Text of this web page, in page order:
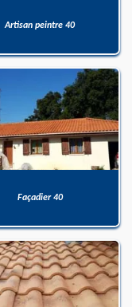
Artisan peintre 40
Façadier 40